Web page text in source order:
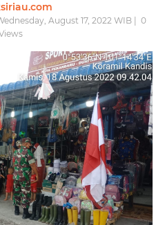
August 17, 2022 WIB |
0